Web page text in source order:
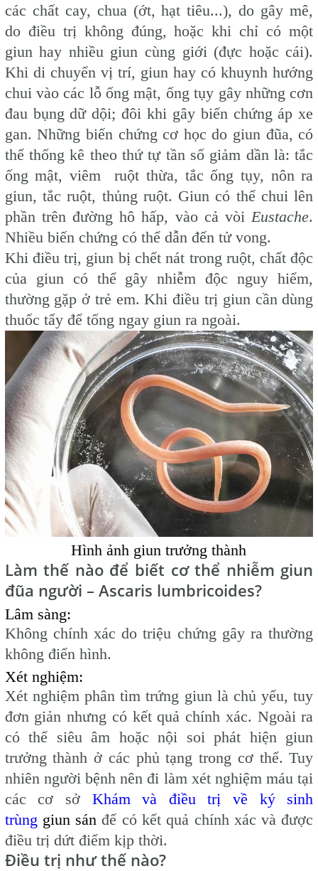
các chất cay, chua (ớt, hạt tiêu...), do gây mê,
do điều trị không đúng, hoặc khi chỉ có một
giun hay nhiều giun cùng giới (đực hoặc cái).
Khi di chuyển vị trí, giun hay có khuynh hướng
chui vào các lỗ ống mật, ống tụy gây những cơn
đau bụng dữ dội; đôi khi gây biến chứng áp xe
gan. Những biến chứng cơ học do giun đũa, có
thể thống kê theo thứ tự tần số giảm dần là: tắc
ống mật, viêm ruột thừa, tắc ống tụy, nôn ra
giun, tắc ruột, thủng ruột. Giun có thể chui lên
phần trên đường hô hấp, vào cả vòiEustache.
Nhiều biến chứng có thể dẫn đến tử vong.
Khi điều trị, giun bị chết nát trong ruột, chất độc
của giun có thể gây nhiễm độc nguy hiểm,
thường gặp ở trẻ em. Khi điều trị giun cần dùng
thuốc tẩy để tống ngay giun ra ngoài.
Hình ảnh giun trưởng thành
Làm thế nào để biết cơ thể nhiễm giun
đũa người – Ascaris lumbricoides?
Lâm sàng:
Không chính xác do triệu chứng gây ra thường
không điển hình.
Xét nghiệm:
Xét nghiệm phân tìm trứng giun là chủ yếu, tuy
đơn giản nhưng có kết quả chính xác. Ngoài ra
có thể siêu âm hoặc nội soi phát hiện giun
trưởng thành ở các phủ tạng trong cơ thể. Tuy
nhiên người bệnh nên đi làm xét nghiệm máu tại
các cơ sở Khám và điều trị về ký sinh
trùng giun sán để có kết quả chính xác và được
điều trị dứt điểm kịp thời.
Điều trị như thế nào?